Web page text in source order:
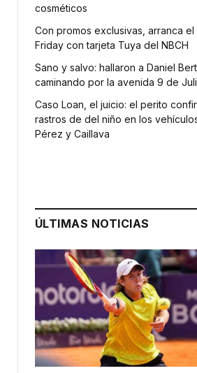
cosméticos
Con promos exclusivas, arranca el
Friday con tarjeta Tuya del NBCH
Sano y salvo: hallaron a Daniel
caminando por la avenida 9 de
Caso Loan, el juicio: el perito
rastros de del niño en los
Pérez y Caillava
ÚLTIMAS NOTICIAS